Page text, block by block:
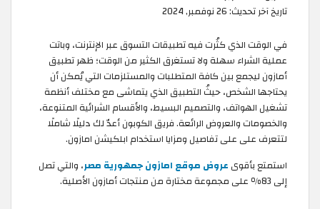
تاريخ آخر تحديث:26 نوفمبر, 2024
في الوقت الذي كثُرت فيه تطبيقات التسوق عبر الإنترنت، وباتت
عملية الشراء سهلة ولا تستغرق الكثير من الوقت؛ ظهر تطبيق
أمازون ليجمع بين كافة المتطلبات والمستلزمات التي يُمكن أن
يحتاجها الشخص، حيثُ التطبيق الذي يتماشى مع مختلف أنظمة
تشغيل الهواتف، والتصميم البسيط، والأقسام الشرائية المتنوعة،
والخصومات والعروض الرائعة. فريق الكوبون أعدّ لك دليلًا شاملًا
لتتعرف على على تفاصيل ومزايا استخدام ابلكيشن امازون.
استمتع بأقوى عروض موقع امازون جمهورية مصر، والتي تصل
إلى 83٪ على مجموعة مختارة من منتجات أمازون الأصلية.